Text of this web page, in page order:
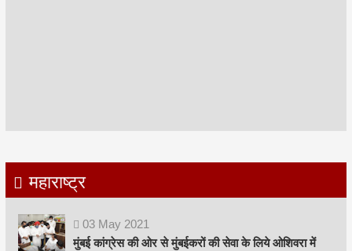
महाराष्ट्र
03 May 2021
मुंबई कांग्रेस की ओर से मुंबईकरों की सेवा के लिये ओशिवरा में